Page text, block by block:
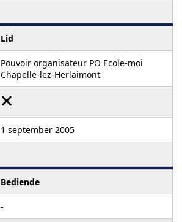
Lid
Pouvoir organisateur PO Ecole-moi
Chapelle-lez-Herlaimont
1 september 2005
Bediende
-